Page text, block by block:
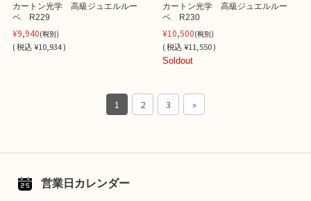
カートン光学 高級ジュエルルー
ペ R229
¥9,940(税別)
(税込¥10,934 )
カートン光学 高級ジュエルルー
ペ R230
¥10,500(税別)
(税込 ¥11,550 )
Soldout
1 2 3 »
営業日カレンダー